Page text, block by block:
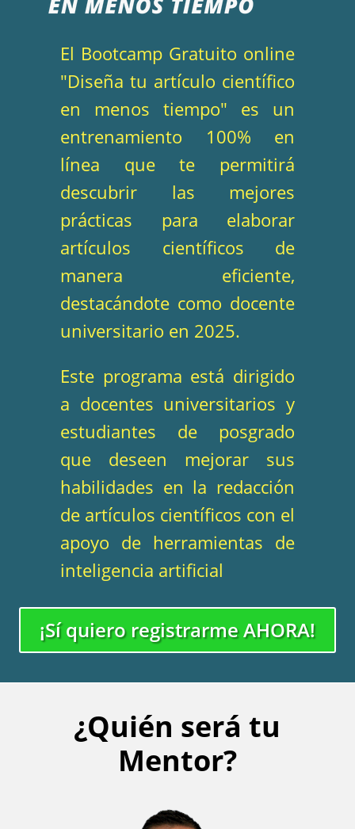
El Bootcamp Gratuito online
"Diseña tu artículo científico
en menos tiempo" es un
entrenamiento 100% en
línea que te permitirá
descubrir las mejores
prácticas para elaborar
artículos científicos de
manera eficiente,
destacándote como docente
universitario en 2025.
Este programa está dirigido
a docentes universitarios y
estudiantes de posgrado
que deseen mejorar sus
habilidades en la redacción
de artículos científicos con el
apoyo de herramientas de
inteligencia artificial
¡Sí quiero registrarme AHORA!
¿Quién será tu
Mentor?